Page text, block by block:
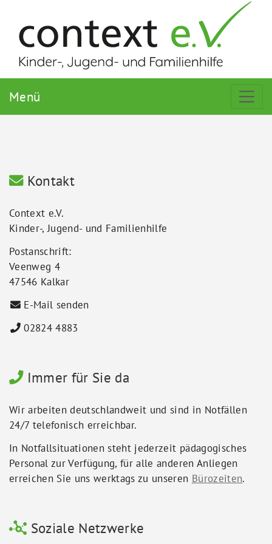
Menü
Kontakt
Context e.V.
Kinder-, Jugend- und Familienhilfe
Postanschrift:
Veenweg 4
47546 Kalkar
E-Mail senden
02824 4883
Immer für Sie da
Wir arbeiten deutschlandweit und sind in Notfällen
24/7 telefonisch erreichbar.
In Notfallsituationen steht jederzeit pädagogisches
Personal zur Verfügung, für alle anderen Anliegen
erreichen Sie uns werktags zu unseren Bürozeiten.
Soziale Netzwerke